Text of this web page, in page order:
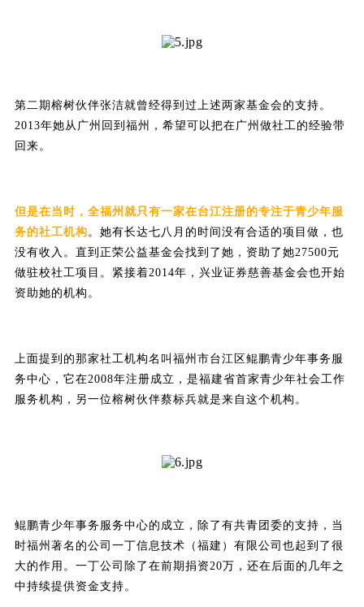
第二期榕树伙伴张洁就曾经得到过上述两家基金会的支持。
2013年她从广州回到福州，希望可以把在广州做社工的经验带
回来。
但是在当时，全福州就只有一家在台江注册的专注于青少年服
务的社工机构 。她有长达七八月的时间没有合适的项目做，也
没有收入。直到正荣公益基金会找到了她，资助了她27500元
做驻校社工项目。紧接着2014年，兴业证券慈善基金会也开始
资助她的机构。
上面提到的那家社工机构名叫福州市台江区鲲鹏青少年事务服
务中心，它在2008年注册成立，是福建省首家青少年社会工作
服务机构，另一位榕树伙伴蔡标兵就是来自这个机构。
鲲鹏青少年事务服务中心的成立，除了有共青团委的支持，当
时福州著名的公司一丁信息技术（福建）有限公司也起到了很
大的作用。一丁公司除了在前期捐资20万，还在后面的几年之
中持续提供资金支持。